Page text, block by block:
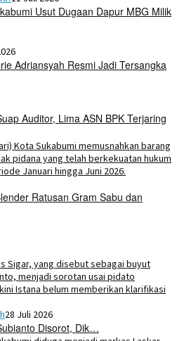
Usut Dugaan Dapur MBG Milik
Adriansyah Resmi Jadi Tersangka
Auditor, Lima ASN BPK Terjaring
Ratusan Gram Sabu dan
28 Juli 2026
Disorot, Dik…